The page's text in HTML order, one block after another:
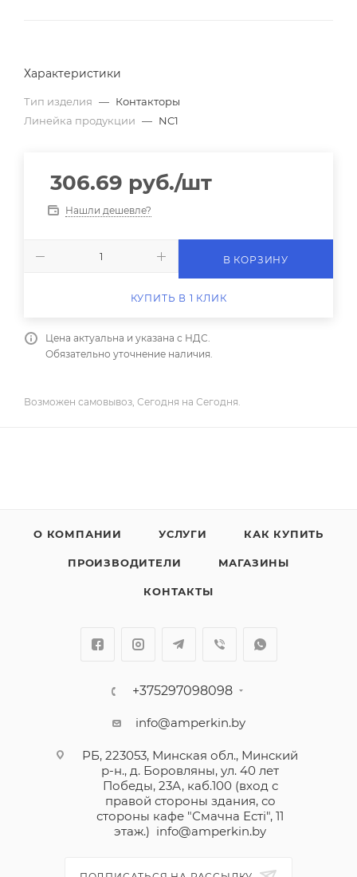
Характеристики
Тип изделия — Контакторы
Линейка продукции — NC1
306.69 руб./шт
Нашли дешевле?
В КОРЗИНУ
КУПИТЬ В 1 КЛИК
Цена актуальна и указана с НДС.
Обязательно уточнение наличия.
Возможен самовывоз, Сегодня на Сегодня.
О КОМПАНИИ УСЛУГИ КАК КУПИТЬ
ПРОИЗВОДИТЕЛИ МАГАЗИНЫ
КОНТАКТЫ
+375297098098
info@amperkin.by
РБ, 223053, Минская обл., Минский
р-н., д. Боровляны, ул. 40 лет
Победы, 23А, каб.100 (вход с
правой стороны здания, со
стороны кафе "Смачна Естi", 11
этаж.) info@amperkin.by